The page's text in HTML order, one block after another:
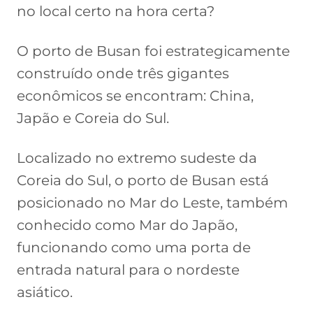
no local certo na hora certa?
O porto de Busan foi estrategicamente
construído onde três gigantes
econômicos se encontram: China,
Japão e Coreia do Sul.
Localizado no extremo sudeste da
Coreia do Sul, o porto de Busan está
posicionado no Mar do Leste, também
conhecido como Mar do Japão,
funcionando como uma porta de
entrada natural para o nordeste
asiático.